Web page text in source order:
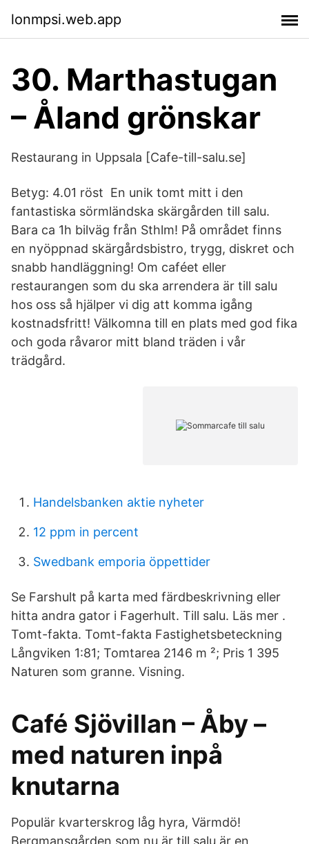
lonmpsi.web.app
30. Marthastugan
– Åland grönskar
Restaurang in Uppsala [Cafe-till-salu.se]
Betyg: 4.01 röst En unik tomt mitt i den
fantastiska sörmländska skärgården till salu.
Bara ca 1h bilväg från Sthlm! På området finns
en nyöppnad skärgårdsbistro, trygg, diskret och
snabb handläggning! Om caféet eller
restaurangen som du ska arrendera är till salu
hos oss så hjälper vi dig att komma igång
kostnadsfritt! Välkomna till en plats med god fika
och goda råvaror mitt bland träden i vår
trädgård.
Handelsbanken aktie nyheter
12 ppm in percent
Swedbank emporia öppettider
Se Farshult på karta med färdbeskrivning eller
hitta andra gator i Fagerhult. Till salu. Läs mer .
Tomt-fakta. Tomt-fakta Fastighets­beteckning
Långviken 1:81; Tomtarea 2146 m ²; Pris 1 395
Naturen som granne. Visning.
Café Sjövillan – Åby –
med naturen inpå
knutarna
Populär kvarterskrog låg hyra, Värmdö!
Bergmansgården som nu är till salu är en